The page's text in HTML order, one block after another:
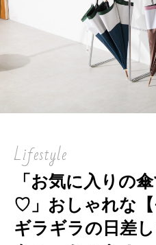
Lifestyle
「お気に入りの
♡」おしゃれな
ギラギラの日差